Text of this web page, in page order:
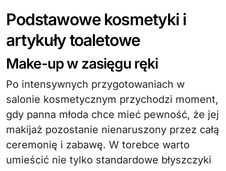
Podstawowe kosmetyki i
artykuły toaletowe
Make-up w zasięgu ręki
Po intensywnych przygotowaniach w
salonie kosmetycznym przychodzi moment,
gdy panna młoda chce mieć pewność, że jej
makijaż pozostanie nienaruszony przez całą
ceremonię i zabawę. W torebce warto
umieścić nie tylko standardowe błyszczyki